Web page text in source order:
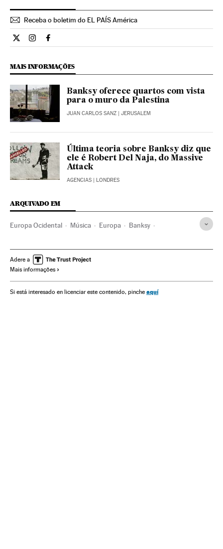
Receba o boletim do EL PAÍS América
Cultura El País Brasil en Twitter
Cultura El País Brasil en Instagram
Cultura El País Brasil en Facebook
MAIS INFORMAÇÕES
Banksy oferece quartos com vista
para o muro da Palestina
JUAN CARLOS SANZ | JERUSALEM
Última teoria sobre Banksy diz que
ele é Robert Del Naja, do Massive
Attack
AGENCIAS | LONDRES
ARQUIVADO EM
Europa Ocidental Música Europa Banksy
Reino Unido Grafíti Arte urbana
Adere a
Mais informações
Si está interesado en licenciar este contenido, pinche aquí